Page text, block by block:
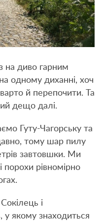
на диво гарним
одному диханні, хоч
й перепочити. Та
дещо далі.
Гуту-Чагорську та
тому шар пилу
завтовшки. Ми
порохи рівномірно
і
якому знаходиться